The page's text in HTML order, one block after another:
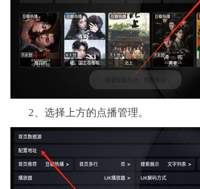
2、选择上方的点播管理。